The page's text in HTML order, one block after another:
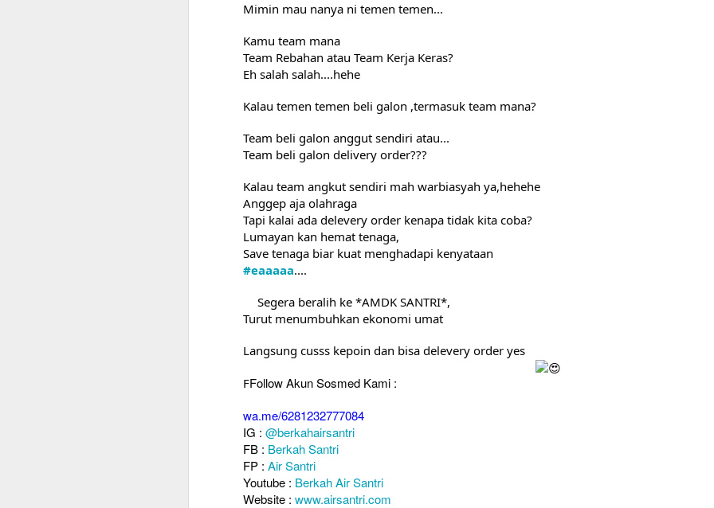
Mimin mau nanya ni temen temen...
Kamu team mana
Team Rebahan atau Team Kerja Keras?
Eh salah salah....hehe
Kalau temen temen beli galon ,termasuk team mana?
Team beli galon anggut sendiri atau...
Team beli galon delivery order???
Kalau team angkut sendiri mah warbiasyah ya,hehehe
Anggep aja olahraga
Tapi kalai ada delevery order kenapa tidak kita coba?
Lumayan kan hemat tenaga,
Save tenaga biar kuat menghadapi kenyataan
#eaaaaa....
Segera beralih ke *AMDK SANTRI*,
Turut menumbuhkan ekonomi umat
Langsung cusss kepoin dan bisa delevery order yes
FFollow Akun Sosmed Kami :
wa.me/6281232777084
IG : @berkahairsantri
FB : Berkah Santri
FP : Air Santri
Youtube : Berkah Air Santri
Website : www.airsantri.com